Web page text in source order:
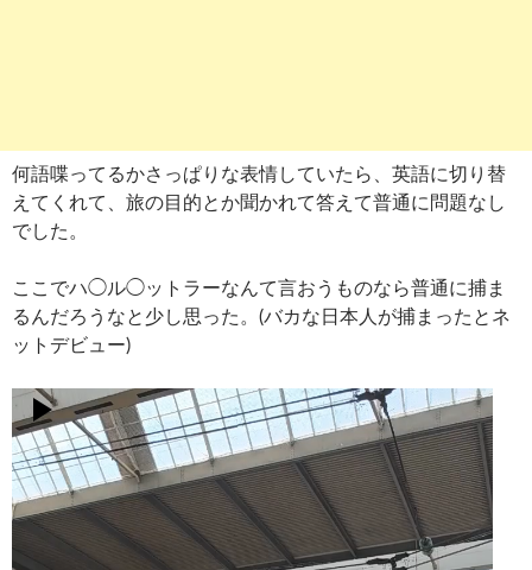
何語喋ってるかさっぱりな表情していたら、英語に切り替
えてくれて、旅の目的とか聞かれて答えて普通に問題なし
でした。
ここでハ◯ル◯ットラーなんて言おうものなら普通に捕ま
るんだろうなと少し思った。(バカな日本人が捕まったとネ
ットデビュー)
動
画
プ
レ
ー